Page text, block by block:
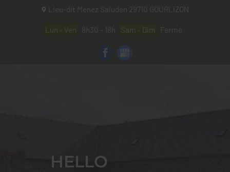
Lieu-dit Menez Saluden 29710 GOURLIZON
Lun - Ven 8h30 - 18h Sam - Dim Fermé
HELLO